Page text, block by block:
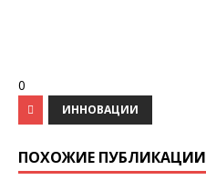
0
ИННОВАЦИИ
ПОХОЖИЕ ПУБЛИКАЦИИ